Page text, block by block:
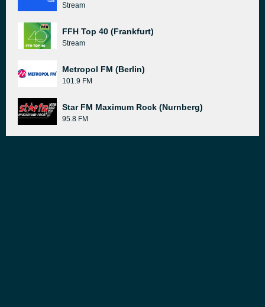
Stream
FFH Top 40 (Frankfurt)
Stream
Metropol FM (Berlin)
101.9 FM
Star FM Maximum Rock (Nurnberg)
95.8 FM